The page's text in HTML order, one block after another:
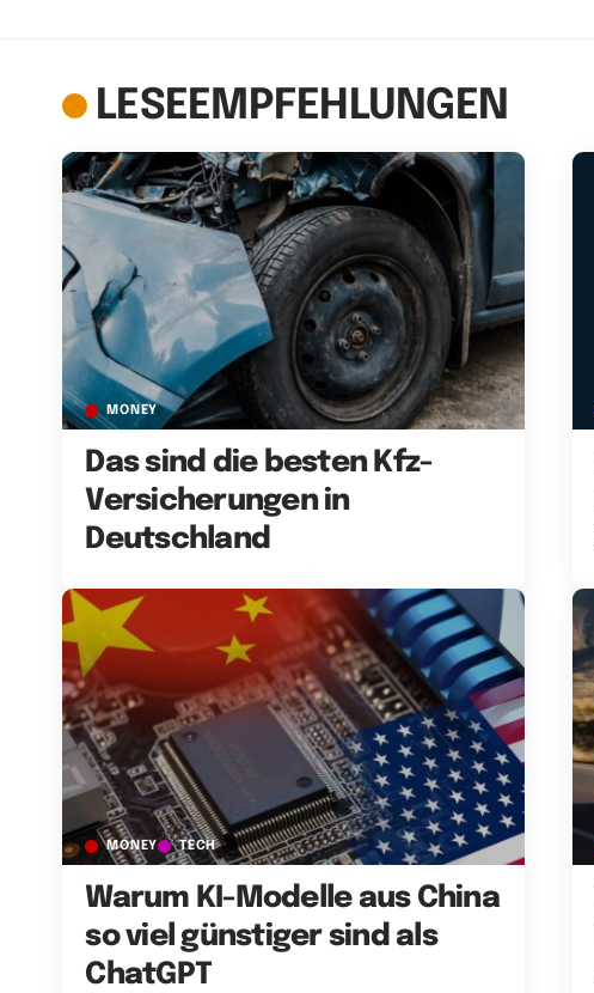
LESEEMPFEHLUNGEN
MONEY
Das sind die besten Kfz-
Versicherungen in
Deutschland
MONEY TECH
Warum KI-Modelle aus China
so viel günstiger sind als
ChatGPT